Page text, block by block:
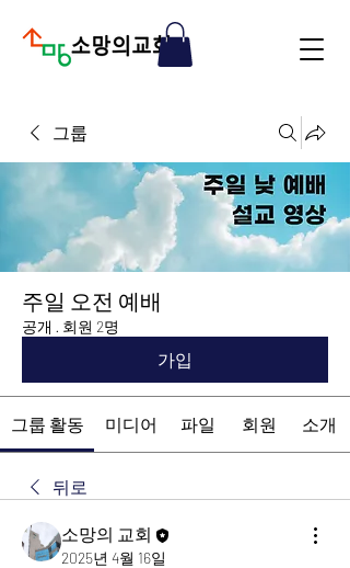
그룹
주일 오전 예배
공개 · 회원 2명
가입
그룹 활동 미디어 파일 회원 소개
뒤로
소망의 교회
2025년 4월 16일